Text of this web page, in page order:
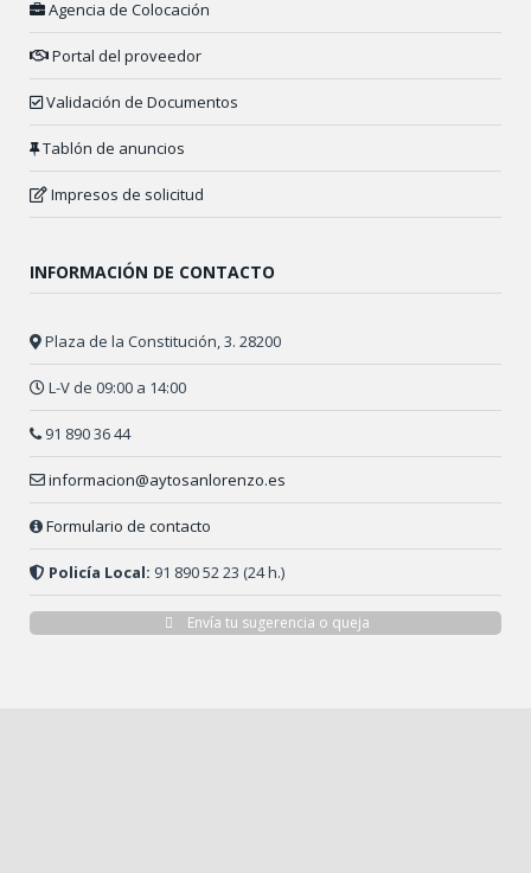
Agencia de Colocación
Portal del proveedor
Validación de Documentos
Tablón de anuncios
Impresos de solicitud
INFORMACIÓN DE CONTACTO
Plaza de la Constitución, 3. 28200
L-V de 09:00 a 14:00
91 890 36 44
informacion@aytosanlorenzo.es
Formulario de contacto
Policía Local: 91 890 52 23 (24 h.)
Envía tu sugerencia o queja